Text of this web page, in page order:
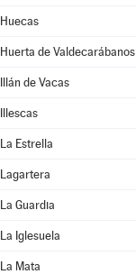
Huecas
Huerta de Valdecarábanos
Illán de Vacas
Illescas
La Estrella
Lagartera
La Guardia
La Iglesuela
La Mata